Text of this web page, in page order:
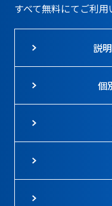
すべて無料にてご利用
説
個